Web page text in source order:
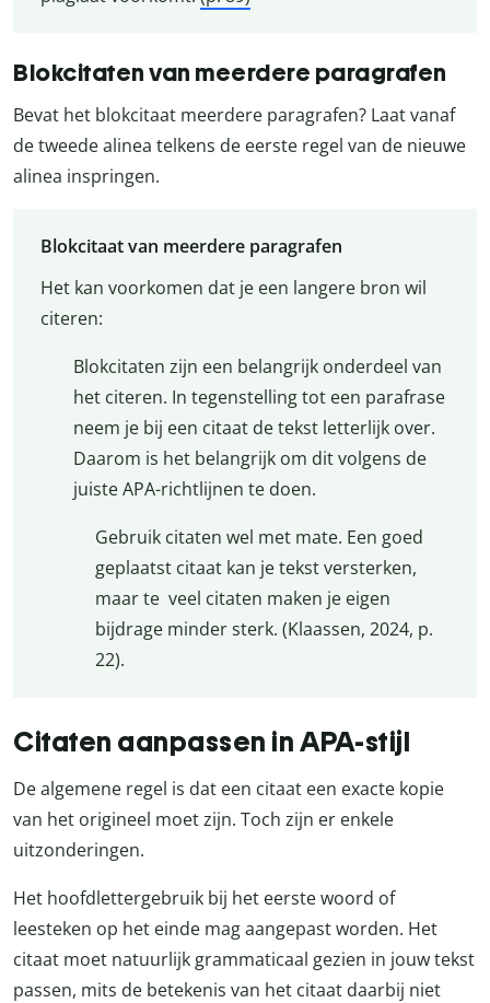
Blokcitaten van meerdere paragrafen
Bevat het blokcitaat meerdere paragrafen? Laat vanaf
de tweede alinea telkens de eerste regel van de nieuwe
alinea inspringen.
Blokcitaat van meerdere paragrafen
Het kan voorkomen dat je een langere bron wil
citeren:
Blokcitaten zijn een belangrijk onderdeel van
het citeren. In tegenstelling tot een parafrase
neem je bij een citaat de tekst letterlijk over.
Daarom is het belangrijk om dit volgens de
juiste APA-richtlijnen te doen.
Gebruik citaten wel met mate. Een goed
geplaatst citaat kan je tekst versterken,
maar te veel citaten maken je eigen
bijdrage minder sterk. (Klaassen, 2024, p.
22).
Citaten aanpassen in APA-stijl
De algemene regel is dat een citaat een exacte kopie
van het origineel moet zijn. Toch zijn er enkele
uitzonderingen.
Het hoofdlettergebruik bij het eerste woord of
leesteken op het einde mag aangepast worden. Het
citaat moet natuurlijk grammaticaal gezien in jouw tekst
passen, mits de betekenis van het citaat daarbij niet